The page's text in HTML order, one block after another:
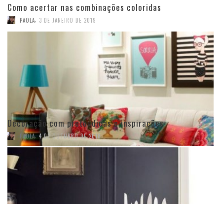
Como acertar nas combinações coloridas
PAOLA 3 DE JANEIRO DE 2019
Decoração com preto: dicas e inspirações
PAOLA, 4 DE OUTUBRO DE 2018